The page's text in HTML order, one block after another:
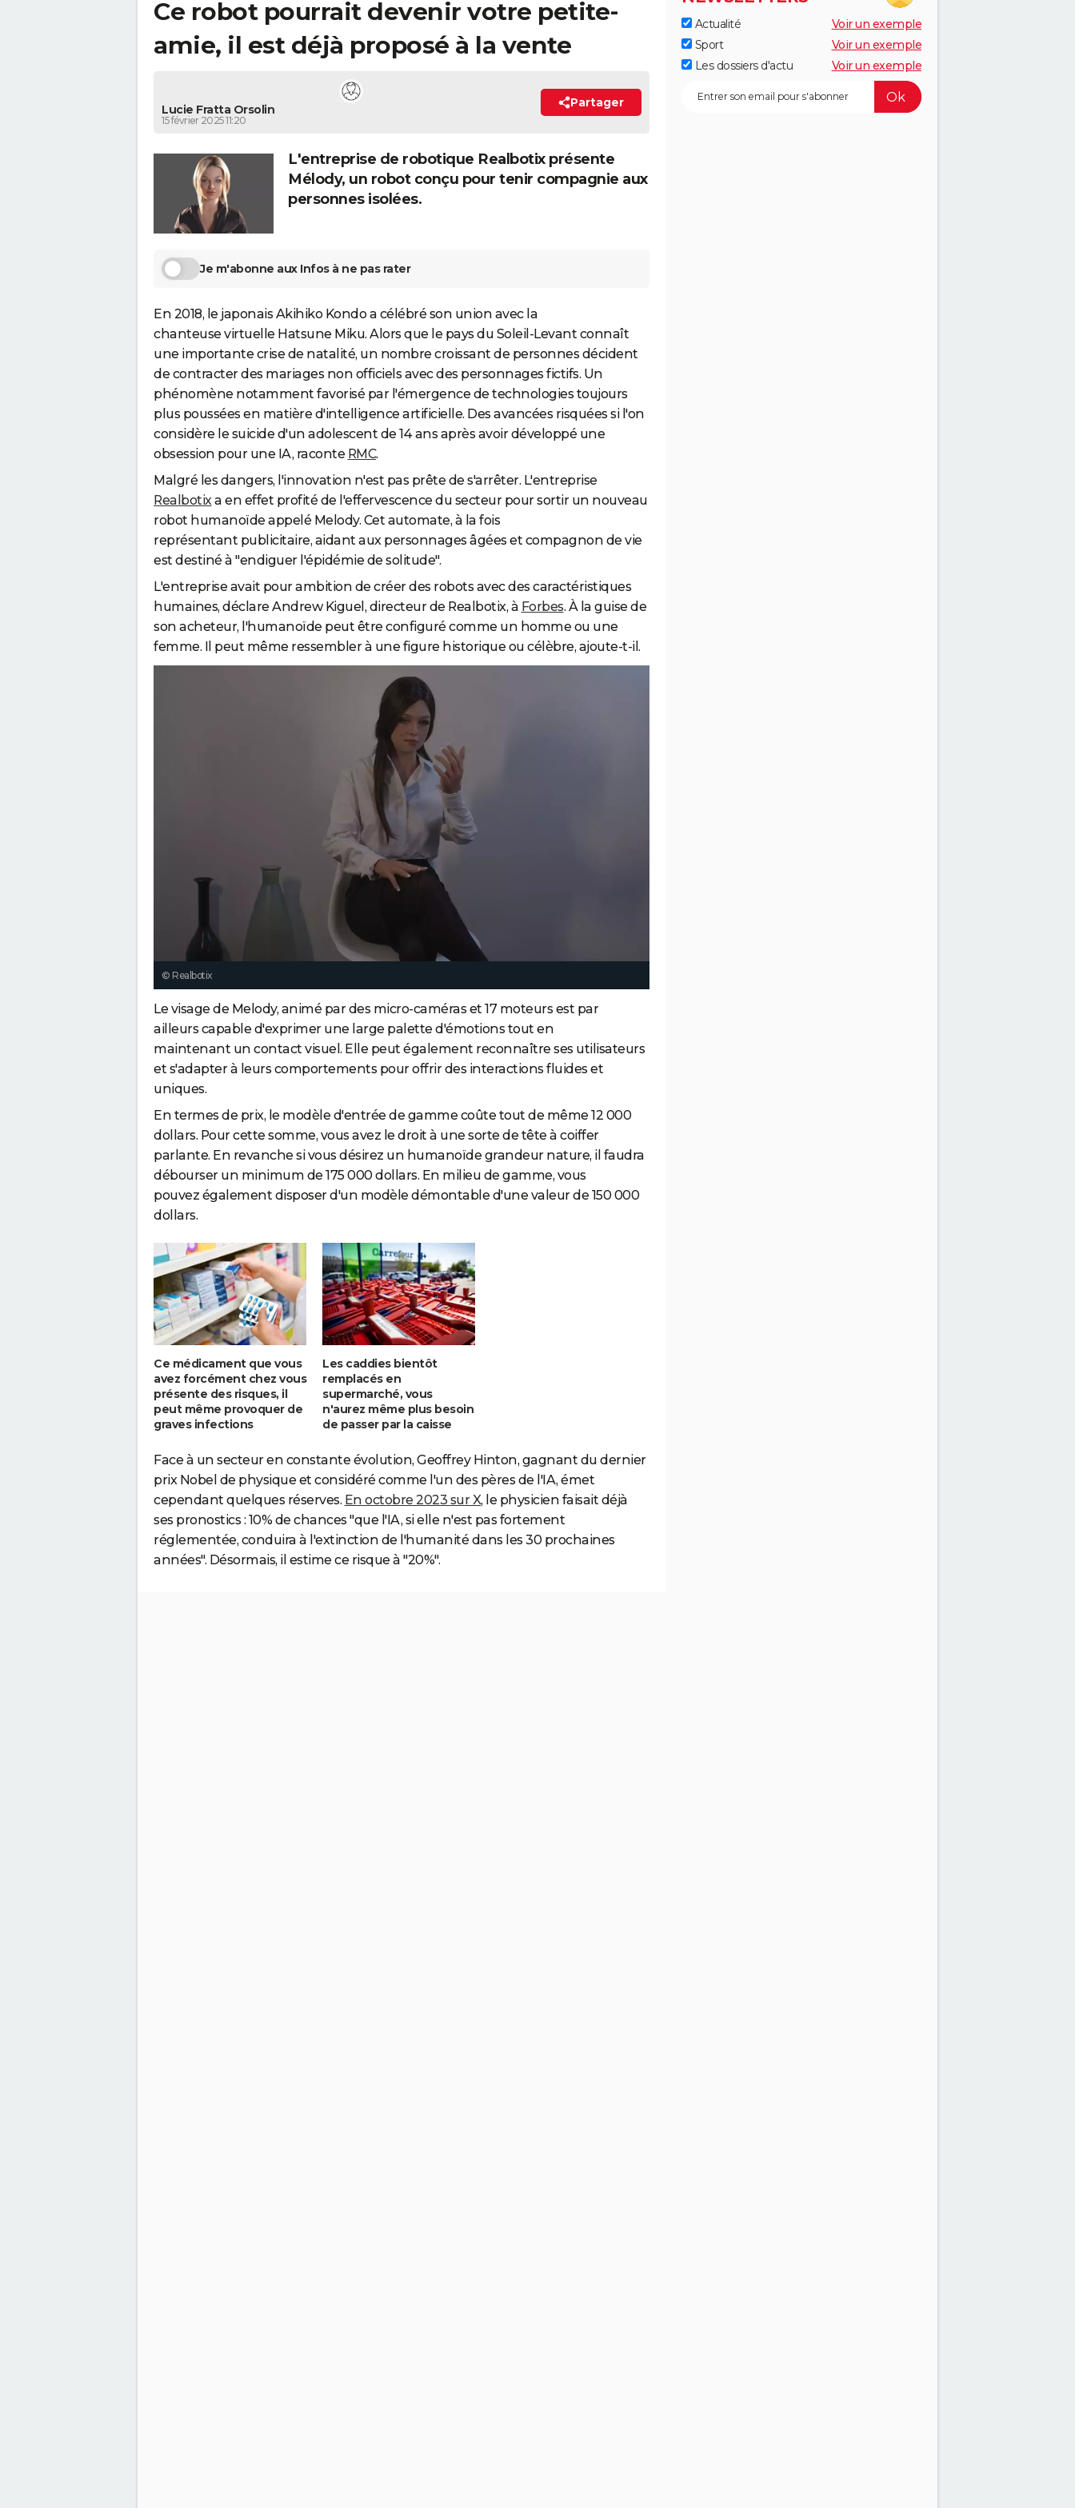
Ce robot pourrait devenir votre petite-
amie, il est déjà proposé à la vente
Lucie Fratta Orsolin
15 février 2025 11:20
Partager
L'entreprise de robotique Realbotix présente
Mélody, un robot conçu pour tenir compagnie aux
personnes isolées.
Je m'abonne aux Infos à ne pas rater
En 2018, le japonais Akihiko Kondo a célébré son union avec la
chanteuse virtuelle Hatsune Miku. Alors que le pays du Soleil-Levant connaît
une importante crise de natalité, un nombre croissant de personnes décident
de contracter des mariages non officiels avec des personnages fictifs. Un
phénomène notamment favorisé par l'émergence de technologies toujours
plus poussées en matière d'intelligence artificielle. Des avancées risquées si l'on
considère le suicide d'un adolescent de 14 ans après avoir développé une
obsession pour une IA, raconte RMC.
Malgré les dangers, l'innovation n'est pas prête de s'arrêter. L'entreprise
Realbotixa en effet profité de l'effervescence du secteur pour sortir un nouveau
robot humanoïde appelé Melody. Cet automate, à la fois
représentant publicitaire, aidant aux personnages âgées et compagnon de vie
est destiné à "endiguer l'épidémie de solitude".
L'entreprise avait pour ambition de créer des robots avec des caractéristiques
humaines, déclare Andrew Kiguel, directeur de Realbotix, à Forbes. À la guise de
son acheteur, l'humanoïde peut être configuré comme un homme ou une
femme. Il peut même ressembler à une figure historique ou célèbre, ajoute-t-il.
© Realbotix
Le visage de Melody, animé par des micro-caméras et 17 moteurs est par
ailleurs capable d'exprimer une large palette d'émotions tout en
maintenant un contact visuel. Elle peut également reconnaître ses utilisateurs
et s'adapter à leurs comportements pour offrir des interactions fluides et
uniques.
En termes de prix, le modèle d'entrée de gamme coûte tout de même 12 000
dollars. Pour cette somme, vous avez le droit à une sorte de tête à coiffer
parlante. En revanche si vous désirez un humanoïde grandeur nature, il faudra
débourser un minimum de 175 000 dollars. En milieu de gamme, vous
pouvez également disposer d'un modèle démontable d'une valeur de 150 000
dollars.
Ce médicament que vous
avez forcément chez vous
présente des risques, il
peut même provoquer de
graves infections
Les caddies bientôt
remplacés en
supermarché, vous
n'aurez même plus besoin
de passer par la caisse
Face à un secteur en constante évolution, Geoffrey Hinton, gagnant du dernier
prix Nobel de physique et considéré comme l'un des pères de l'IA, émet
cependant quelques réserves. En octobre 2023 sur X, le physicien faisait déjà
ses pronostics : 10% de chances "que l'IA, si elle n'est pas fortement
réglementée, conduira à l'extinction de l'humanité dans les 30 prochaines
années". Désormais, il estime ce risque à "20%".
Actualité
Voir un exemple
Sport
Voir un exemple
Les dossiers d'actu
Voir un exemple